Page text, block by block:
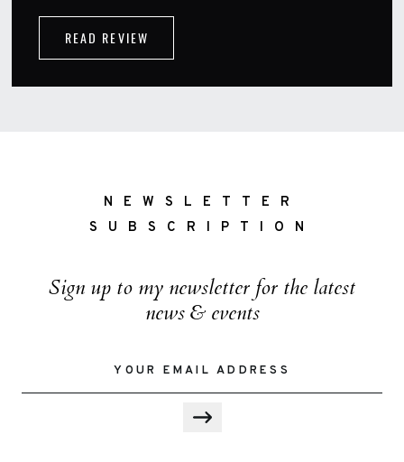
READ REVIEW
NEWSLETTER
SUBSCRIPTION
Sign up to my newsletter for the latest
news & events